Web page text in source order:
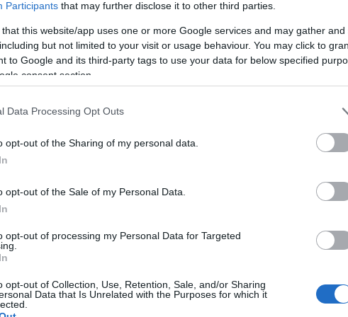
Participants that may further disclose it to other third parties.
this website/app uses one or more Google services and may gather and
but not limited to your visit or usage behaviour. You may click to
to Google and its third-party tags to use your data for below specified
consent section.
Data Processing Opt Outs
opt-out of the Sharing of my personal data.
opt-out of the Sale of my Personal Data.
opt-out of processing my Personal Data for Targeted
opt-out of Collection, Use, Retention, Sale, and/or Sharing
Data that Is Unrelated with the Purposes for which it
SKU:04-01-0194 Κωδικός
ΕΑΝ:5706991023862
ακουστικών σχεδιασμένα για να βελτιώνουν την
χρήστη ηρεμία ακόμα και σε πολύ θορυβώδη εργασιακά